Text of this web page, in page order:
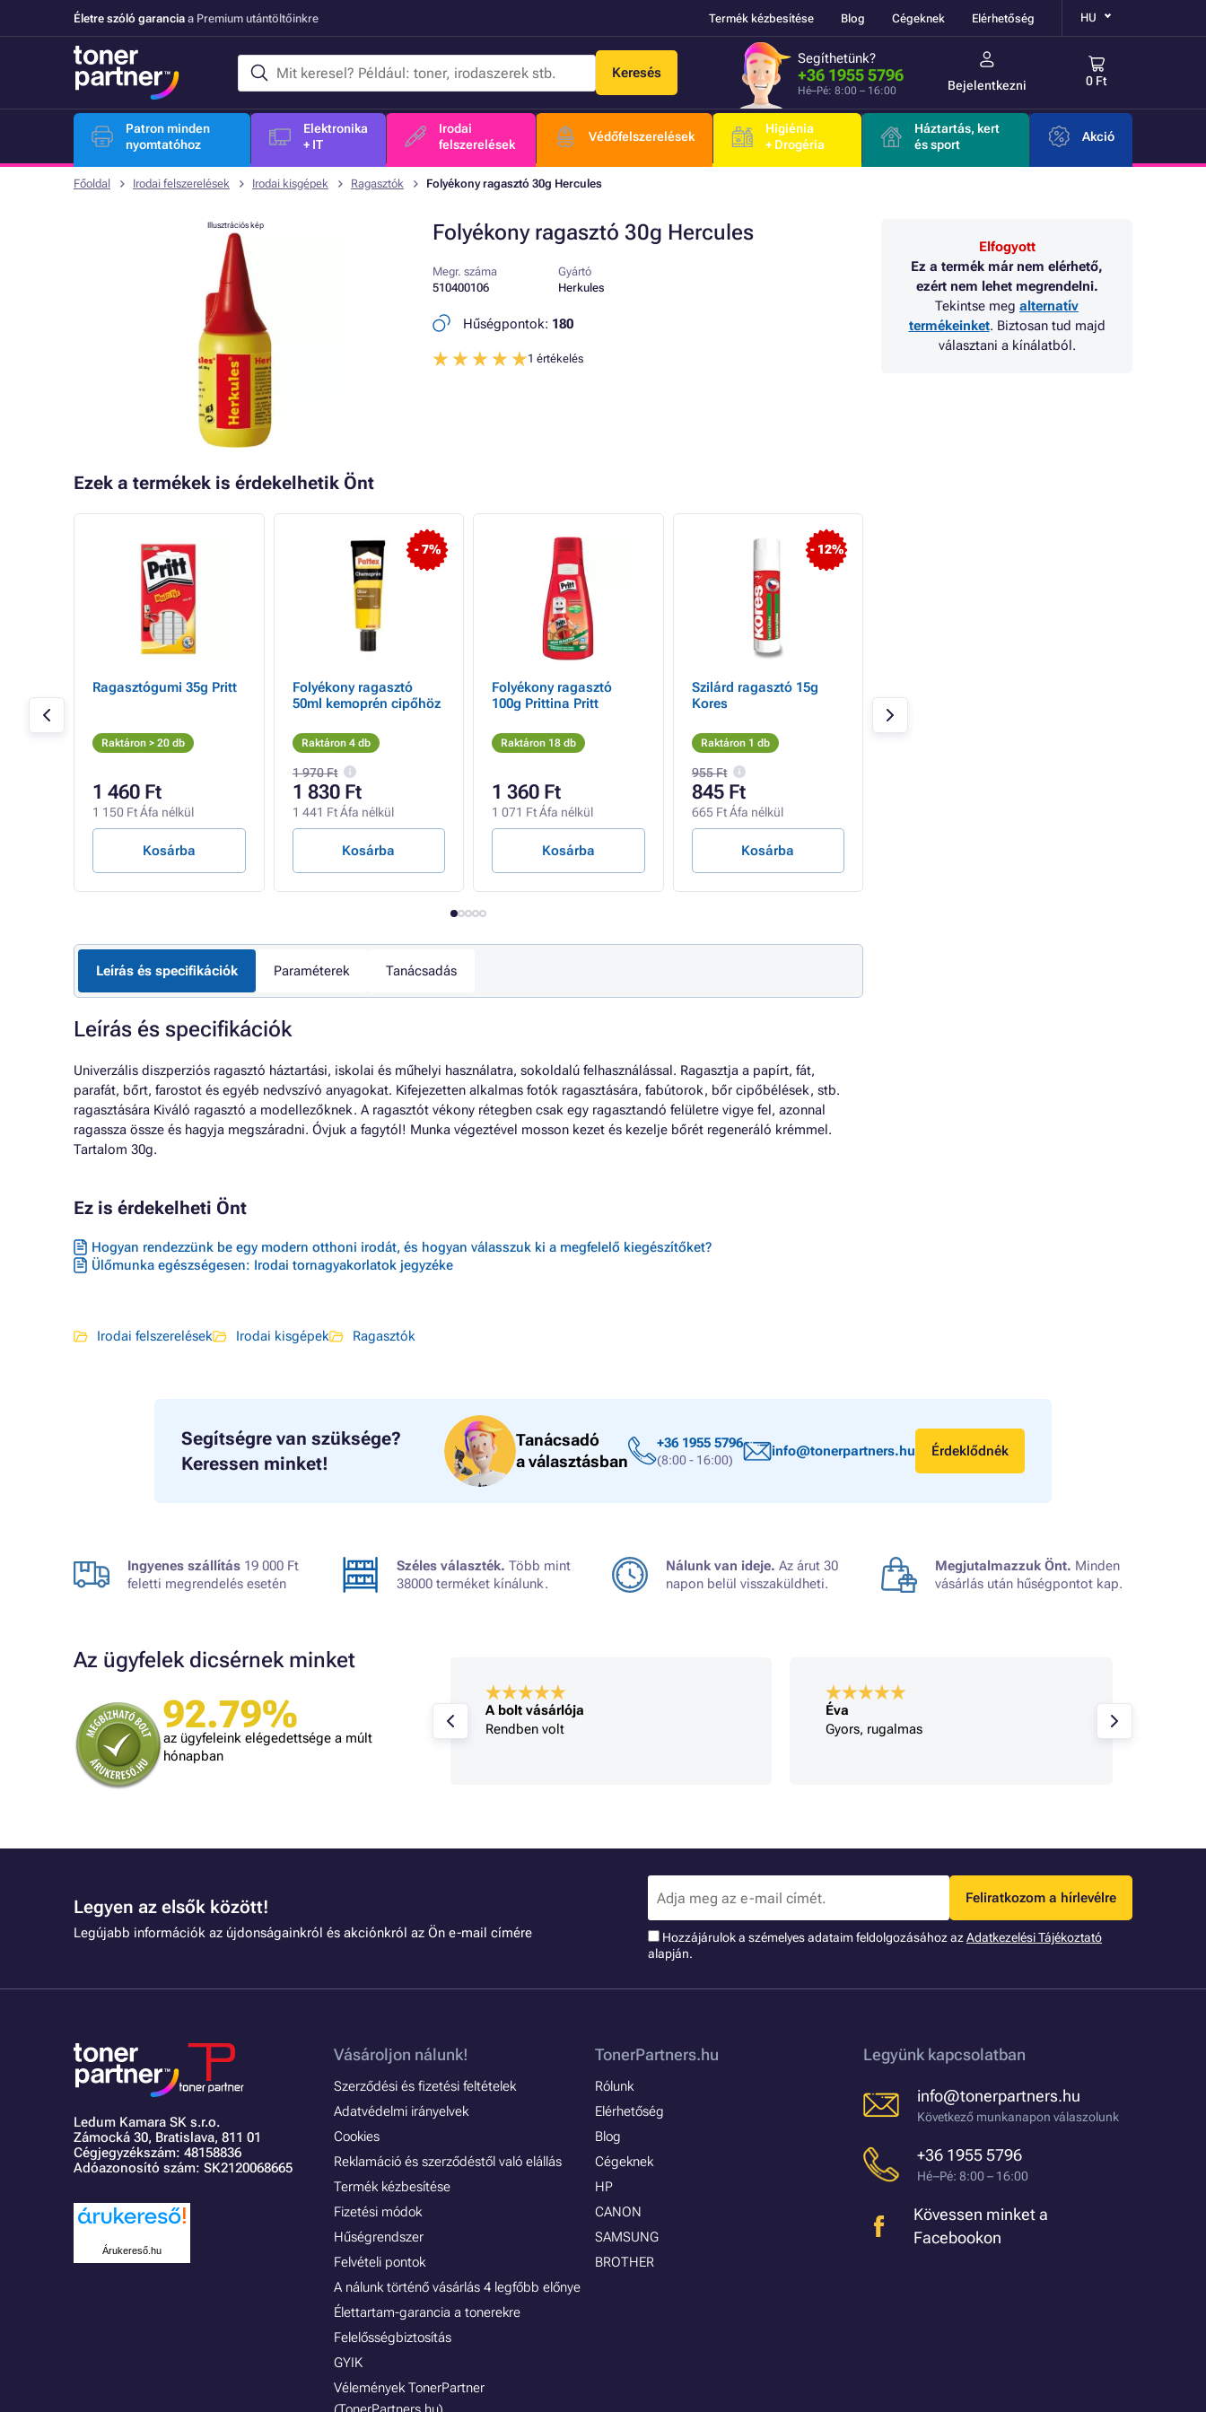
Életre szóló garancia a Premium utántöltőinkre Termék kézbesítése Blog Cégeknek Elérhetőség HU
Keresés
Segíthetünk?
+36 1955 5796
Hé–Pé: 8:00 – 16:00 Bejelentkezni 0 Ft
Patron minden
nyomtatóhoz
Elektronika
+ IT
Irodai
felszerelések
Védőfelszerelések
Higiénia
+ Drogéria
Háztartás, kert
és sport
Akció
Főoldal Irodai felszerelések Irodai kisgépek Ragasztók Folyékony ragasztó 30g Hercules
Folyékony ragasztó 30g Hercules
Illusztrációs kép
Megr. száma
510400106
Gyártó
Herkules
Hűségpontok: 180
1 értékelés
Elfogyott
Ez a termék már nem elérhető,
ezért nem lehet megrendelni.
Tekintse meg alternatív
termékeinket. Biztosan tud majd
választani a kínálatból.
Ezek a termékek is érdekelhetik Önt
Ragasztógumi 35g Pritt
Raktáron > 20 db
1 460 Ft
1 150 Ft Áfa nélkül
Kosárba
- 7%
Folyékony ragasztó
50ml kemoprén cipőhöz
Raktáron 4 db
1 970 Ft
1 830 Ft
1 441 Ft Áfa nélkül
Kosárba
Folyékony ragasztó
100g Prittina Pritt
Raktáron 18 db
1 360 Ft
1 071 Ft Áfa nélkül
Kosárba
- 12%
Szilárd ragasztó 15g
Kores
Raktáron 1 db
955 Ft
845 Ft
665 Ft Áfa nélkül
Kosárba
Concorde
Leírás és specifikációk Paraméterek Tanácsadás
Leírás és specifikációk
Univerzális diszperziós ragasztó háztartási, iskolai és műhelyi használatra, sokoldalú felhasználással. Ragasztja a papírt, fát,
parafát, bőrt, farostot és egyéb nedvszívó anyagokat. Kifejezetten alkalmas fotók ragasztására, fabútorok, bőr cipőbélések, stb.
ragasztására Kiváló ragasztó a modellezőknek. A ragasztót vékony rétegben csak egy ragasztandó felületre vigye fel, azonnal
ragassza össze és hagyja megszáradni. Óvjuk a fagytól! Munka végeztével mosson kezet és kezelje bőrét regeneráló krémmel.
Tartalom 30g.
Ez is érdekelheti Önt
Hogyan rendezzünk be egy modern otthoni irodát, és hogyan válasszuk ki a megfelelő kiegészítőket?
Ülőmunka egészségesen: Irodai tornagyakorlatok jegyzéke
Irodai felszerelések Irodai kisgépek Ragasztók
Segítségre van szüksége?
Keressen minket!
Tanácsadó
a választásban
+36 1955 5796
(8:00 - 16:00)
info@tonerpartners.hu Érdeklődnék
Ingyenes szállítás 19 000 Ft
feletti megrendelés esetén
Széles választék. Több mint
38000 terméket kínálunk.
Nálunk van ideje. Az árut 30
napon belül visszaküldheti.
Megjutalmazzuk Önt. Minden
vásárlás után hűségpontot kap.
Az ügyfelek dicsérnek minket
92.79%
az ügyfeleink elégedettsége a múlt
hónapban
A bolt vásárlója
Minden úgy történt ahogyan ígérték.
gy kéne minden kereskedőnek dolgozni.
A bolt vásárlója
Rendben volt
Éva
Gyors, rugalmas
Legyen az elsők között!
Legújabb információk az újdonságainkról és akciónkról az Ön e-mail címére
Feliratkozom a hírlevélre
Hozzájárulok a szémelyes adataim feldolgozásához azAdatkezelési Tájékoztató
alapján.
Ledum Kamara SK s.r.o.
Zámocká 30, Bratislava, 811 01
Cégjegyzékszám: 48158836
Adóazonosító szám: SK2120068665
Árukereső.hu
Vásároljon nálunk!
Szerződési és fizetési feltételek
Adatvédelmi irányelvek
Cookies
Reklamáció és szerződéstől való elállás
Termék kézbesítése
Fizetési módok
Hűségrendszer
Felvételi pontok
A nálunk történő vásárlás 4 legfőbb előnye
Élettartam-garancia a tonerekre
Felelősségbiztosítás
GYIK
Vélemények TonerPartner
TonerPartners.hu
Rólunk
Elérhetőség
Blog
Cégeknek
HP
CANON
SAMSUNG
BROTHER
Legyünk kapcsolatban
info@tonerpartners.hu
Következő munkanapon válaszolunk
+36 1955 5796
Hé–Pé: 8:00 – 16:00
Kövessen minket a
Facebookon